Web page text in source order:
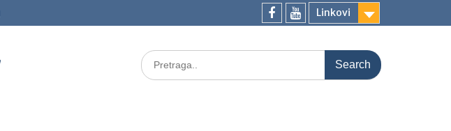
Linkovi
Search
for: